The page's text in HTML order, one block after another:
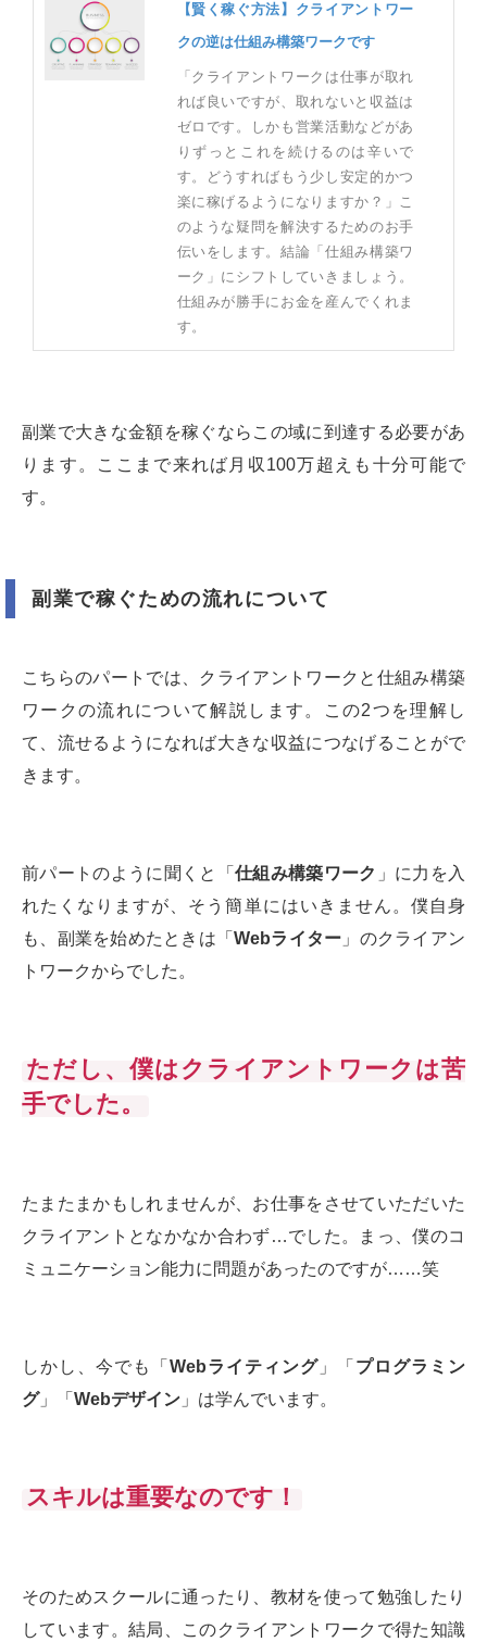
【賢く稼ぐ方法】クライアントワー
クの逆は仕組み構築ワークです
「クライアントワークは仕事が取れ
れば良いですが、取れないと収益は
ゼロです。しかも営業活動などがあ
りずっとこれを続けるのは辛いで
す。どうすればもう少し安定的かつ
楽に稼げるようになりますか？」こ
のような疑問を解決するためのお手
伝いをします。結論「仕組み構築ワ
ーク」にシフトしていきましょう。
仕組みが勝手にお金を産んでくれま
す。
副業で大きな金額を稼ぐならこの域に到達する必要があ
ります。ここまで来れば月収100万超えも十分可能で
す。
副業で稼ぐための流れについて
こちらのパートでは、クライアントワークと仕組み構築
ワークの流れについて解説します。この2つを理解し
て、流せるようになれば大きな収益につなげることがで
きます。
前パートのように聞くと「 仕組み構築ワーク 」に力を入
れたくなりますが、そう簡単にはいきません。僕自身
も、副業を始めたときは「Webライター 」のクライアン
トワークからでした。
ただし、僕はクライアントワークは苦
手でした。
たまたまかもしれませんが、お仕事をさせていただいた
クライアントとなかなか合わず…でした。まっ、僕のコ
ミュニケーション能力に問題があったのですが……笑
しかし、今でも「 Webライティング 」「 プログラミン
グ」「 Webデザイン 」は学んでいます。
スキルは重要なのです！
そのためスクールに通ったり、教材を使って勉強したり
しています。結局、このクライアントワークで得た知識